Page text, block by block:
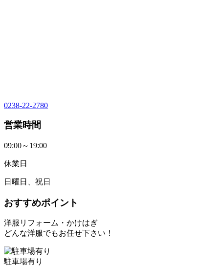
0238-22-2780
営業時間
09:00～19:00
休業日
日曜日、祝日
おすすめポイント
洋服リフォーム・かけはぎ
どんな洋服でもお任せ下さい！
駐車場有り